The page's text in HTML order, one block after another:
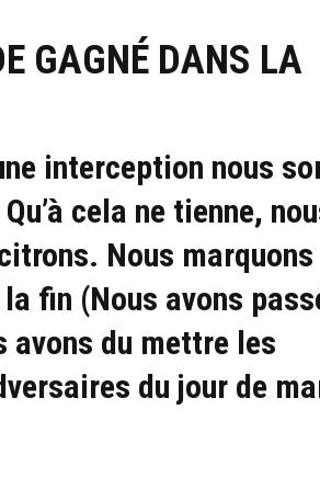
GAGNÉ DANS LA
interception nous
cela ne tienne,
Nous marquons
fin (Nous avons
avons du mettre les
du jour de